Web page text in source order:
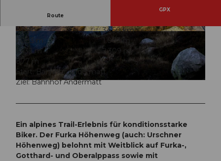
© Oskar Enander, Bikegenoss Zentralschweiz
© Oskar Enander, Bikegenoss Zentralschweiz © Jessica Züger, Bikegenoss Zentralschweiz
Route
GPX
4:05 h
34,50 km
1.083 m
1.083 m
1.432 m
2.309 m
877 m
Start: Bahnhof Andermatt
Ziel: Bahnhof Andermatt
Ein alpines Trail-Erlebnis für konditionsstarke
Biker. Der Furka Höhenweg (auch: Urschner
Höhenweg) belohnt mit Weitblick auf Furka-,
Gotthard- und Oberalppass sowie mit